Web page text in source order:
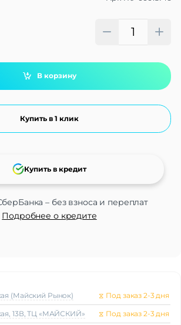
В корзину
Купить в 1 клик
– без взноса и переплат
Подробнее о кредите
Купить в кредит
(Майский Рынок) ⧖ Под заказ 2-3 дня
13В, ТЦ «МАЙСКИЙ» ⧖ Под заказ 2-3 дня